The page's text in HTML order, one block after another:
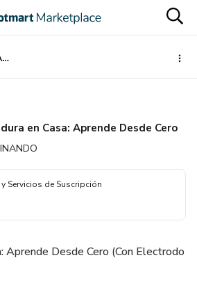
Soldadura en Casa: Aprende Desde Cero
en Casa: Aprende Desde Cero
Servicios de Suscripción
Aprende Desde Cero (Con Electrodo